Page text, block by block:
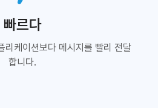
빠르다
리케이션보다 메시지를 빨리 전달
합니다.